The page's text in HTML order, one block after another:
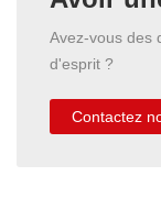
Avez-vous des
d'esprit ?
Contactez